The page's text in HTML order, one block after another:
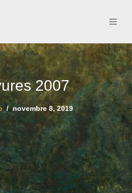
2007
novembre 8, 2019